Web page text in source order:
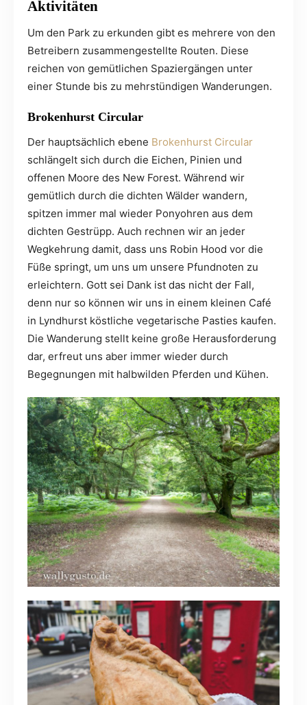
Aktivitäten
Um den Park zu erkunden gibt es mehrere von den
Betreibern zusammengestellte Routen. Diese
reichen von gemütlichen Spaziergängen unter
einer Stunde bis zu mehrstündigen Wanderungen.
Brokenhurst Circular
Der hauptsächlich ebene Brokenhurst Circular
schlängelt sich durch die Eichen, Pinien und
offenen Moore des New Forest. Während wir
gemütlich durch die dichten Wälder wandern,
spitzen immer mal wieder Ponyohren aus dem
dichten Gestrüpp. Auch rechnen wir an jeder
Wegkehrung damit, dass uns Robin Hood vor die
Füße springt, um uns um unsere Pfundnoten zu
erleichtern. Gott sei Dank ist das nicht der Fall,
denn nur so können wir uns in einem kleinen Café
in Lyndhurst köstliche vegetarische Pasties kaufen.
Die Wanderung stellt keine große Herausforderung
dar, erfreut uns aber immer wieder durch
Begegnungen mit halbwilden Pferden und Kühen.